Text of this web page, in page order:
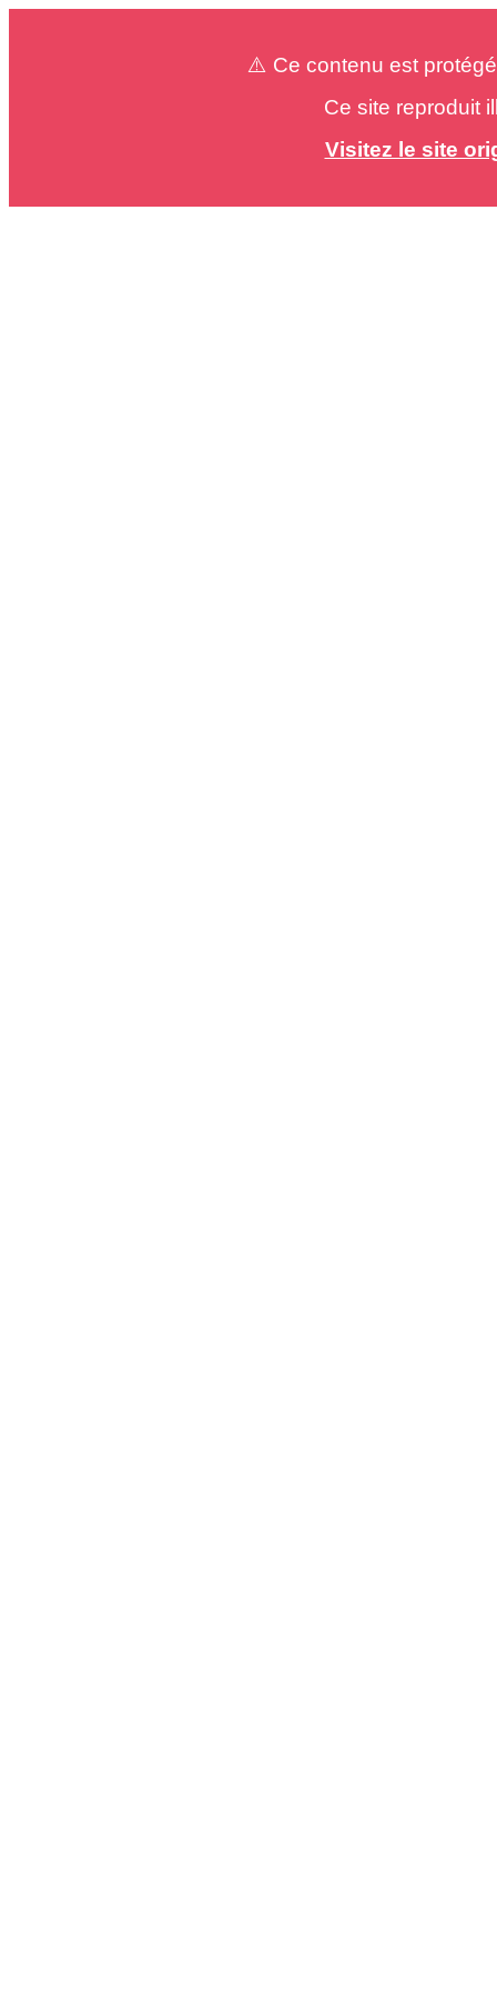
⚠️ Ce contenu est
Ce site reproduit
Visitez le site